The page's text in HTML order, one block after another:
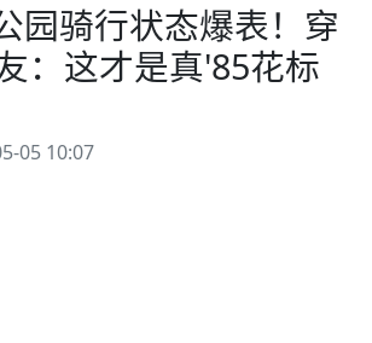
园骑行状态爆表！穿
：这才是真'85花标
05 10:07